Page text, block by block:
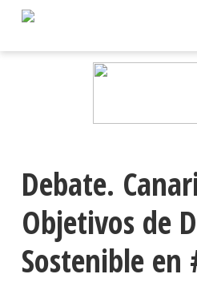
Skip
Debate.
Objetivos de
Sostenible